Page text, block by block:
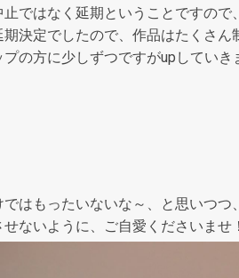
ではなく延期ということですので
決定でしたので、作品はたくさん
の方に少しずつですがupしてい
はもったいないな～、と思いつ
ないように、ご自愛くださいませ！